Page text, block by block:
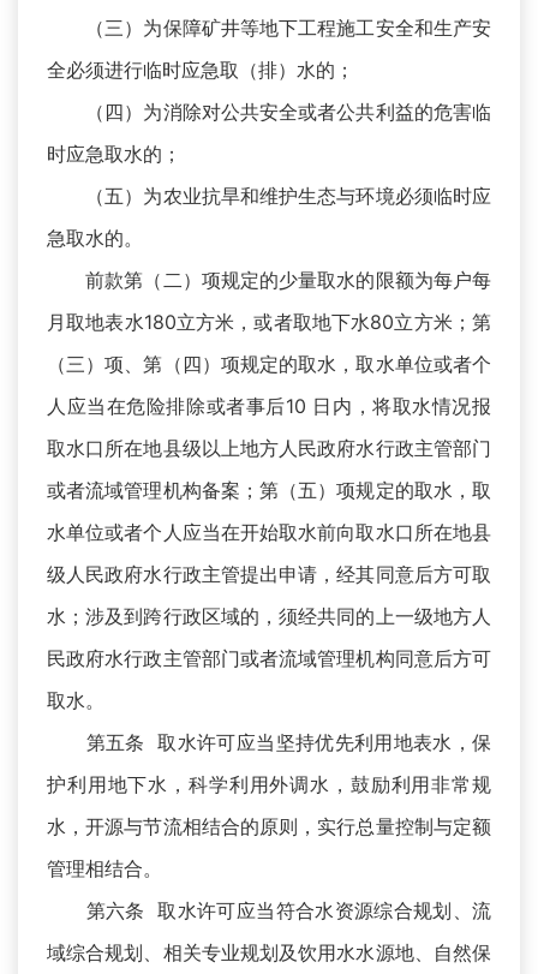
（三）为保障矿井等地下工程施工安全和生产安
全必须进行临时应急取（排）水的；
（四）为消除对公共安全或者公共利益的危害临
时应急取水的；
（五）为农业抗旱和维护生态与环境必须临时应
急取水的。
前款第（二）项规定的少量取水的限额为每户每
月取地表水180立方米，或者取地下水80立方米；第
（三）项、第（四）项规定的取水，取水单位或者个
人应当在危险排除或者事后10 日内，将取水情况报
取水口所在地县级以上地方人民政府水行政主管部门
或者流域管理机构备案；第（五）项规定的取水，取
水单位或者个人应当在开始取水前向取水口所在地县
级人民政府水行政主管提出申请，经其同意后方可取
水；涉及到跨行政区域的，须经共同的上一级地方人
民政府水行政主管部门或者流域管理机构同意后方可
取水。
第五条 取水许可应当坚持优先利用地表水，保
护利用地下水，科学利用外调水，鼓励利用非常规
水，开源与节流相结合的原则，实行总量控制与定额
管理相结合。
第六条 取水许可应当符合水资源综合规划、流
域综合规划、相关专业规划及饮用水水源地、自然保